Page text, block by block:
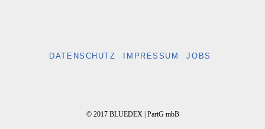
DATENSCHUTZ IMPRESSUM JOBS
© 2017 BLUEDEX | PartG mbB